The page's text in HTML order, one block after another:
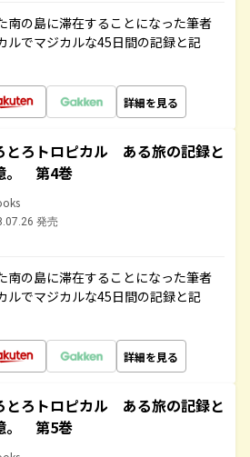
南の島に滞在することになった筆者
ルでマジカルな45日間の記録と記
詳細を見る
とろトロピカル ある旅の記録と
。 第4巻
発売
南の島に滞在することになった筆者
ルでマジカルな45日間の記録と記
詳細を見る
とろトロピカル ある旅の記録と
。 第5巻